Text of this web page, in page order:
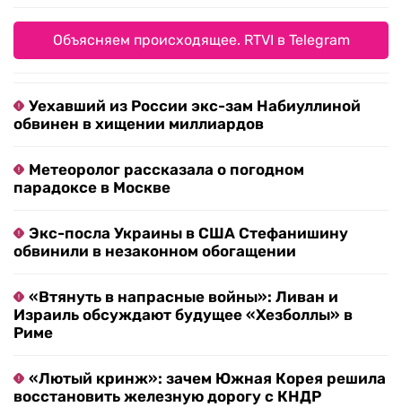
Объясняем происходящее. RTVI в Telegram
Уехавший из России экс-зам Набиуллиной
обвинен в хищении миллиардов
Метеоролог рассказала о погодном
парадоксе в Москве
Экс-посла Украины в США Стефанишину
обвинили в незаконном обогащении
«Втянуть в напрасные войны»: Ливан и
Израиль обсуждают будущее «Хезболлы» в
Риме
«Лютый кринж»: зачем Южная Корея решила
восстановить железную дорогу с КНДР